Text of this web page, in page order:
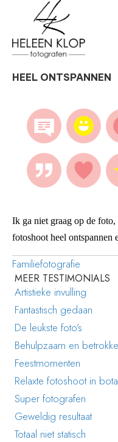
HEEL ONTSPANNEN
Ik ga niet graag op de
fotoshoot heel ontspannen
Familiefotografie
MEER TESTIMONIALS
Artistieke invulling
Fantastisch gedaan
De leukste foto’s
Behulpzaam en
Feestmomenten
Relaxte fotoshoot in
Super fotografen
Geweldig resultaat
Totaal niet statisch